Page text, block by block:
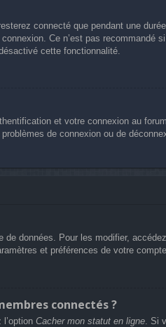
connecté que pendant une
connexion. Ce n’est pas recommandé
cette fonctionnalité.
et votre connexion au
de connexion ou de
données. Pour les modifier,
et préférences de votre
connectés ?
Cacher mon statut en ligne . Si